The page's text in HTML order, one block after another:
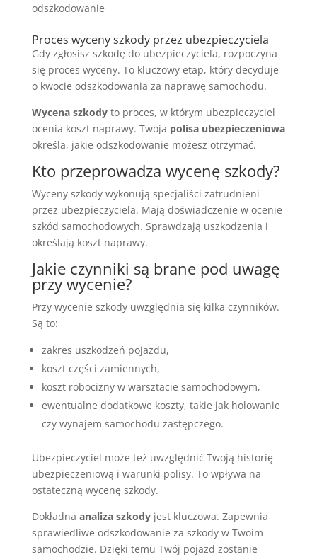
odszkodowanie
Proces wyceny szkody przez ubezpieczyciela
Gdy zgłosisz szkodę do ubezpieczyciela, rozpoczyna
się proces wyceny. To kluczowy etap, który decyduje
o kwocie odszkodowania za naprawę samochodu.
Wycena szkodyto proces, w którym ubezpieczyciel
ocenia koszt naprawy. Twoja polisa ubezpieczeniowa
określa, jakie odszkodowanie możesz otrzymać.
Kto przeprowadza wycenę szkody?
Wyceny szkody wykonują specjaliści zatrudnieni
przez ubezpieczyciela. Mają doświadczenie w ocenie
szkód samochodowych. Sprawdzają uszkodzenia i
określają koszt naprawy.
Jakie czynniki są brane pod uwagę
przy wycenie?
Przy wycenie szkody uwzględnia się kilka czynników.
Są to:
zakres uszkodzeń pojazdu,
koszt części zamiennych,
koszt robocizny w warsztacie samochodowym,
ewentualne dodatkowe koszty, takie jak holowanie
czy wynajem samochodu zastępczego.
Ubezpieczyciel może też uwzględnić Twoją historię
ubezpieczeniową i warunki polisy. To wpływa na
ostateczną wycenę szkody.
Dokładna analiza szkodyjest kluczowa. Zapewnia
sprawiedliwe odszkodowanie za szkody w Twoim
samochodzie. Dzięki temu Twój pojazd zostanie